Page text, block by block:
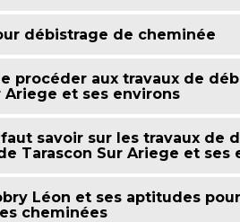
débistrage de cheminée
procéder aux travaux de
Ariege et ses environs
savoir sur les travaux de
Tarascon Sur Ariege et ses
Léon et ses aptitudes
cheminées